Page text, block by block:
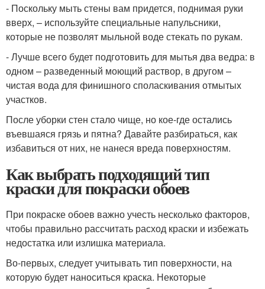
- Поскольку мыть стены вам придется, поднимая руки
вверх, – используйте специальные напульсники,
которые не позволят мыльной воде стекать по рукам.
- Лучше всего будет подготовить для мытья два ведра: в
одном – разведенный моющий раствор, в другом –
чистая вода для финишного споласкивания отмытых
участков.
После уборки стен стало чище, но кое-где остались
въевшаяся грязь и пятна? Давайте разбираться, как
избавиться от них, не нанеся вреда поверхностям.
Как выбрать подходящий тип
краски для покраски обоев
При покраске обоев важно учесть несколько факторов,
чтобы правильно рассчитать расход краски и избежать
недостатка или излишка материала.
Во-первых, следует учитывать тип поверхности, на
которую будет наноситься краска. Некоторые